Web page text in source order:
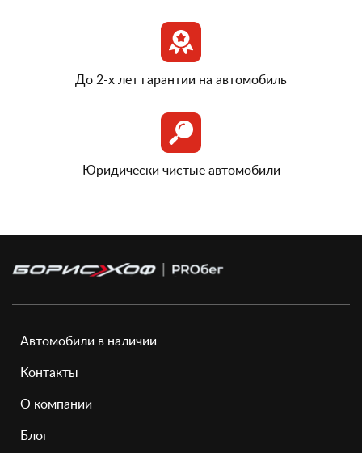
До 2-х лет гарантии на автомобиль
Юридически чистые автомобили
Автомобили в наличии
Контакты
О компании
Блог